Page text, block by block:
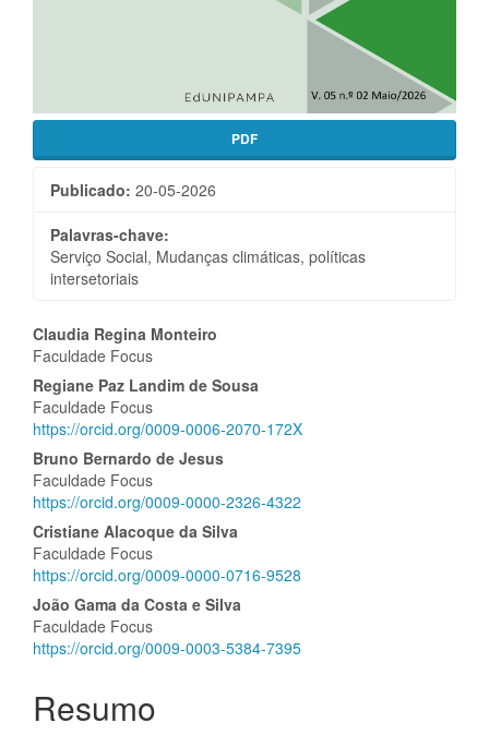
PDF
Publicado: 20-05-2026
Palavras-chave:
Serviço Social, Mudanças climáticas, políticas
intersetoriais
Conteúdo
do
artigo
principal
Claudia Regina Monteiro
Faculdade Focus
Regiane Paz Landim de Sousa
Faculdade Focus
https://orcid.org/0009-0006-2070-172X
Bruno Bernardo de Jesus
Faculdade Focus
https://orcid.org/0009-0000-2326-4322
Cristiane Alacoque da Silva
Faculdade Focus
https://orcid.org/0009-0000-0716-9528
João Gama da Costa e Silva
Faculdade Focus
https://orcid.org/0009-0003-5384-7395
Resumo